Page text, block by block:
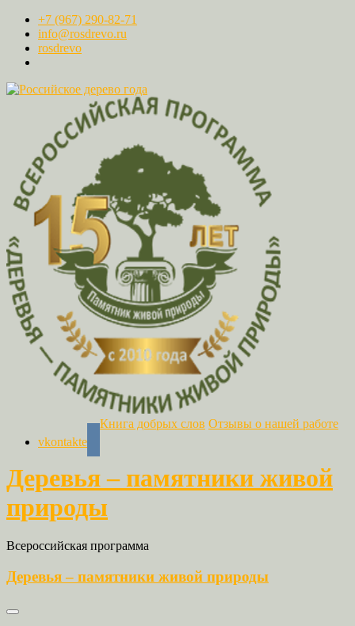
+7 (967) 290-82-71
info@rosdrevo.ru
rosdrevo
vkontakte
Книга добрых слов Отзывы о нашей работе
Деревья – памятники живой
природы
Всероссийская программа
Деревья – памятники живой природы